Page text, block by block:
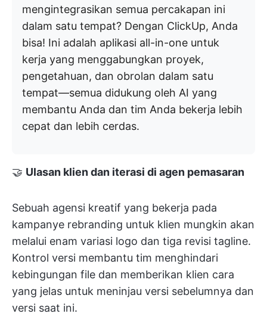
mengintegrasikan semua percakapan ini
dalam satu tempat? Dengan ClickUp, Anda
bisa! Ini adalah aplikasi all-in-one untuk
kerja yang menggabungkan proyek,
pengetahuan, dan obrolan dalam satu
tempat—semua didukung oleh AI yang
membantu Anda dan tim Anda bekerja lebih
cepat dan lebih cerdas.
🤝 Ulasan klien dan iterasi di agen pemasaran
Sebuah agensi kreatif yang bekerja pada
kampanye rebranding untuk klien mungkin akan
melalui enam variasi logo dan tiga revisi tagline.
Kontrol versi membantu tim menghindari
kebingungan file dan memberikan klien cara
yang jelas untuk meninjau versi sebelumnya dan
versi saat ini.